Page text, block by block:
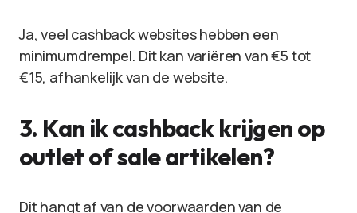
Ja, veel cashback websites hebben een
minimumdrempel. Dit kan variëren van €5 tot
€15, afhankelijk van de website.
3. Kan ik cashback krijgen op
outlet of sale artikelen?
Dit hangt af van de voorwaarden van de